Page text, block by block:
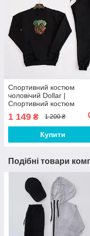
Спортивний костюм
чоловічий Dollar |
Спортивний костюм
Долар
1 149 ₴ 1 200 ₴
Купити
Подібні товари